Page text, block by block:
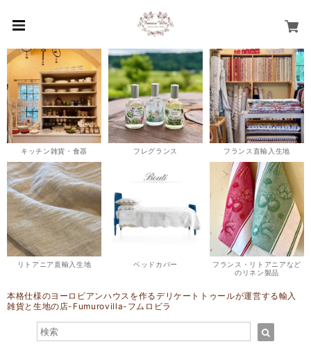
キッチン雑貨・食器 フレグランス フランス直輸入生地
リトアニア直輸入生地 ベッドカバー
フランス・リトアニアなど
のリネン製品
本格仕様のヨーロピアンハウスを作るデリケートトゥールが運営する輸入
雑貨と生地の店-Fumurovilla-フムロビラ